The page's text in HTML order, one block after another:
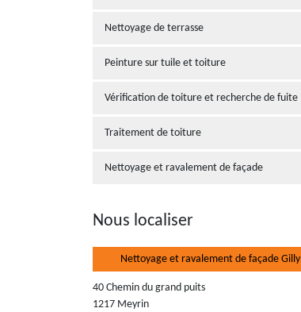
Nettoyage de terrasse
Peinture sur tuile et toiture
Vérification de toiture et recherche de fuite
Traitement de toiture
Nettoyage et ravalement de façade
Nous localiser
Nettoyage et ravalement de façade Gilly
40 Chemin du grand puits
1217 Meyrin